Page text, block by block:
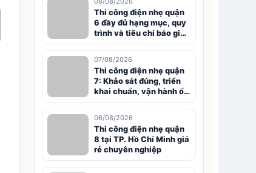
Thi công điện nhẹ quận
6 đầy đủ hạng mục, quy
trình và tiêu chí báo giá
07/08/2026
Thi công điện nhẹ quận
7: Khảo sát đúng, triển
khai chuẩn, vận hành ổn
06/08/2026
Thi công điện nhẹ quận
8 tại TP. Hồ Chí Minh giá
rẻ chuyên nghiệp